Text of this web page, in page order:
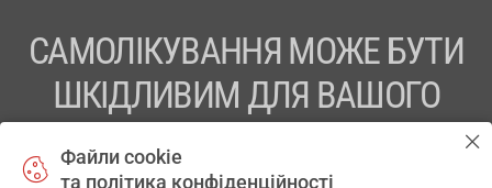
САМОЛІКУВАННЯ МОЖЕ БУТИ
ШКІДЛИВИМ ДЛЯ ВАШОГО
Файли cookie
та політика конфіденційності